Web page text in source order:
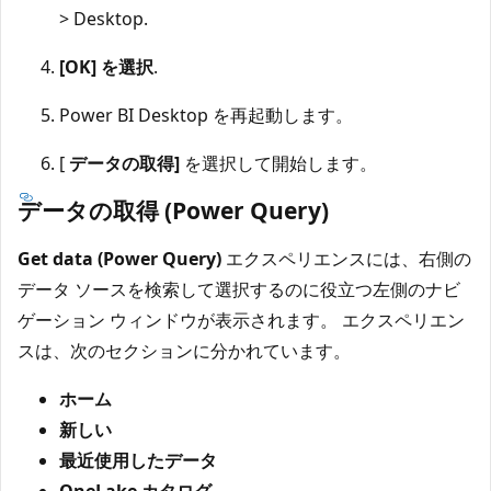
> Desktop.
[OK] を選択.
Power BI Desktop を再起動します。
[ データの取得] を選択して開始します。
データの取得 (Power Query)
Get data (Power Query) エクスペリエンスには、右側の
データ ソースを検索して選択するのに役立つ左側のナビ
ゲーション ウィンドウが表示されます。 エクスペリエン
スは、次のセクションに分かれています。
ホーム
新しい
最近使用したデータ